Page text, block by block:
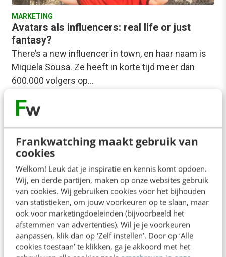
Frankwatching maakt gebruik van
cookies
Welkom! Leuk dat je inspiratie en kennis komt opdoen.
Wij, en derde partijen, maken op onze websites gebruik
van cookies. Wij gebruiken cookies voor het bijhouden
van statistieken, om jouw voorkeuren op te slaan, maar
ook voor marketingdoeleinden (bijvoorbeeld het
afstemmen van advertenties). Wil je je voorkeuren
aanpassen, klik dan op ‘Zelf instellen’. Door op ‘Alle
cookies toestaan’ te klikken, ga je akkoord met het
MARKETING
Avatars als influencers: real life or just
fantasy?
There’s a new influencer in town, en haar naam is
Miquela Sousa. Ze heeft in korte tijd meer dan
600.000 volgers op…
Bart Delwig
MARKETING
Influencer marketing & retail: 3 insights uit
de praktijk
Influencer marketing is hot. Steeds meer
communicatiebureaus ontwikkelen expertise op